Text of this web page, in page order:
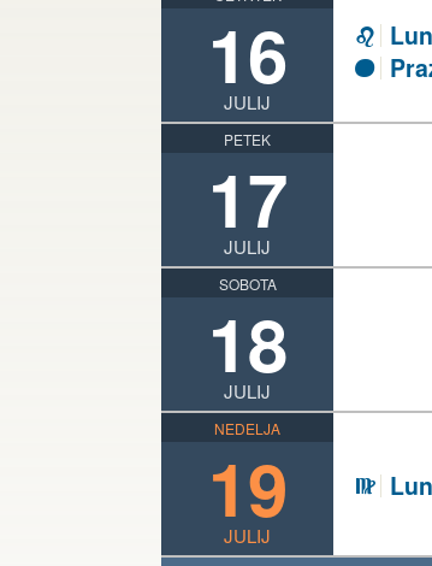
16
JULIJ
E
S
PETEK
17
JULIJ
SOBOTA
18
JULIJ
NEDELJA
19
JULIJ
F